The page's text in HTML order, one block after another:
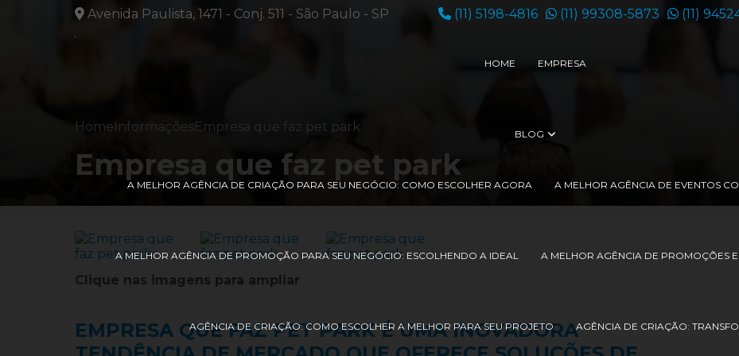
Avenida Paulista, 1471 - Conj. 511 - São Paulo - SP (11) 5198-4816 (11) 99308-5873 (11)
HOME EMPRESA
BLOG
A MELHOR AGÊNCIA DE CRIAÇÃO PARA SEU NEGÓCIO: COMO ESCOLHER AGORA A MELHOR AGÊNCIA DE EVENTOS
A MELHOR AGÊNCIA DE PROMOÇÃO PARA SEU NEGÓCIO: ESCOLHENDO A IDEAL A MELHOR AGÊNCIA DE PROMOÇÕES
AGÊNCIA DE CRIAÇÃO: COMO ESCOLHER A MELHOR PARA SEU PROJETO AGÊNCIA DE CRIAÇÃO:
HomeInformaçõesEmpresa que faz pet park
Empresa que faz pet park
Clique nas imagens para ampliar
EMPRESA QUE FAZ PET PARK É UMA INOVADORA